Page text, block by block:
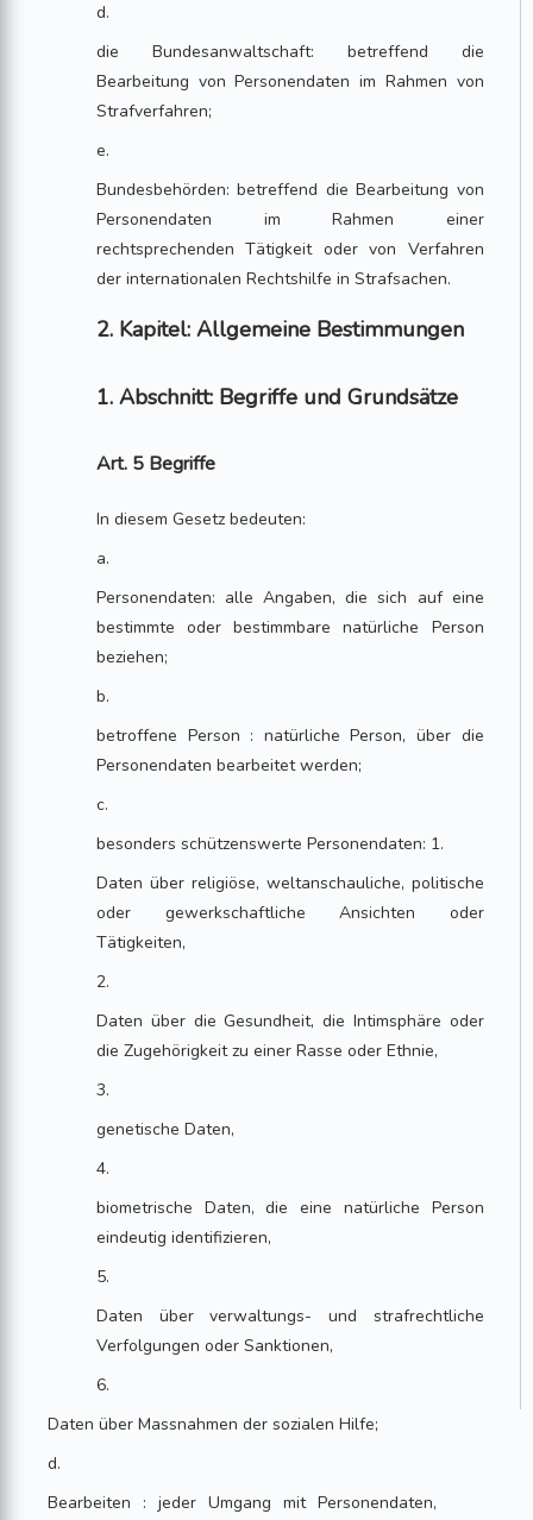
d.
die Bundesanwaltschaft: betreffend die
Bearbeitung von Personendaten im Rahmen von
Strafverfahren;
e.
Bundesbehörden: betreffend die Bearbeitung von
Personendaten im Rahmen einer
rechtsprechenden Tätigkeit oder von Verfahren
der internationalen Rechtshilfe in Strafsachen.
2. Kapitel: Allgemeine Bestimmungen
1. Abschnitt: Begriffe und Grundsätze
Art. 5 Begriffe
In diesem Gesetz bedeuten:
a.
Personendaten: alle Angaben, die sich auf eine
bestimmte oder bestimmbare natürliche Person
beziehen;
b.
betroffene Person : natürliche Person, über die
Personendaten bearbeitet werden;
c.
besonders schützenswerte Personendaten: 1.
Daten über religiöse, weltanschauliche, politische
oder gewerkschaftliche Ansichten oder
Tätigkeiten,
2.
Daten über die Gesundheit, die Intimsphäre oder
die Zugehörigkeit zu einer Rasse oder Ethnie,
3.
genetische Daten,
4.
biometrische Daten, die eine natürliche Person
eindeutig identifizieren,
5.
Daten über verwaltungs- und strafrechtliche
Verfolgungen oder Sanktionen,
6.
Daten über Massnahmen der sozialen Hilfe;
d.
Bearbeiten : jeder Umgang mit Personendaten,